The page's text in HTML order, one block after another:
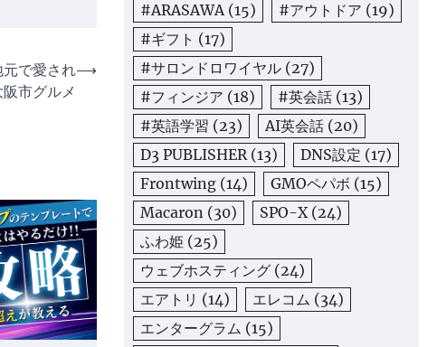
で愛され
市グルメ
⟶
#ARASAWA(15) #アウトドア (19)
#ギフト (17)
#サロンドロワイヤル (27)
#フィンジア (18) #英会話 (13)
#英語学習 (23) AI英会話 (20)
D3 PUBLISHER(13) DNS設定 (17)
Frontwing (14) GMOペパボ (15)
Macaron (30) SPO-X(24)
ふわ姫 (25)
ウェブホスティング (24)
エアトリ (14) エレコム (34)
エンターグラム (15)